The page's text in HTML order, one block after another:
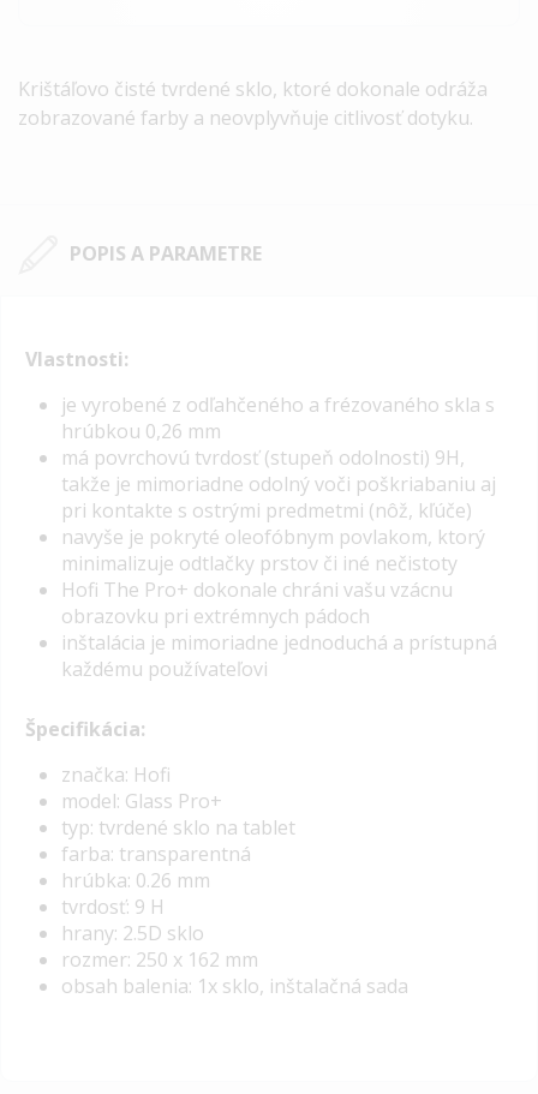
Krištáľovo čisté tvrdené sklo, ktoré dokonale odráža
zobrazované farby a neovplyvňuje citlivosť dotyku.
POPIS A PARAMETRE
Vlastnosti:
je vyrobené z odľahčeného a frézovaného skla s
hrúbkou 0,26 mm
má povrchovú tvrdosť (stupeň odolnosti) 9H,
takže je mimoriadne odolný voči poškriabaniu aj
pri kontakte s ostrými predmetmi (nôž, kľúče)
navyše je pokryté oleofóbnym povlakom, ktorý
minimalizuje odtlačky prstov či iné nečistoty
Hofi The Pro+ dokonale chráni vašu vzácnu
obrazovku pri extrémnych pádoch
inštalácia je mimoriadne jednoduchá a prístupná
každému používateľovi
Špecifikácia:
značka: Hofi
model: Glass Pro+
typ: tvrdené sklo na tablet
farba: transparentná
hrúbka: 0.26 mm
tvrdosť: 9 H
hrany: 2.5D sklo
rozmer: 250 x 162 mm
obsah balenia: 1x sklo, inštalačná sada